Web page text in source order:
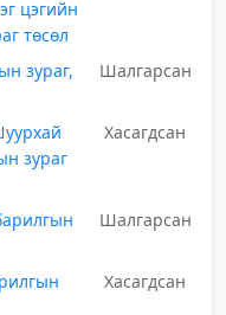
цэгийн
төсөл
зураг,
Шалгарсан
зураг
Хасагдсан
Шалгарсан
Хасагдсан